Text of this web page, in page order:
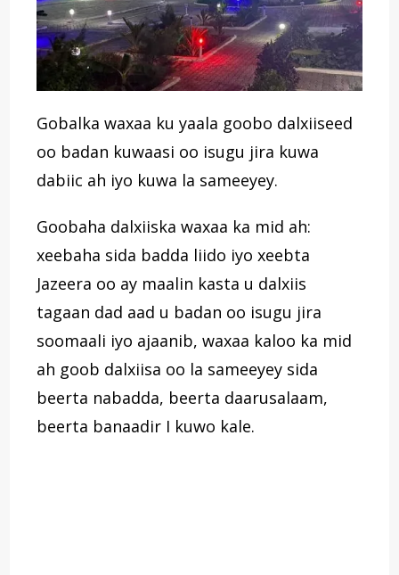
Gobalka waxaa ku yaala goobo dalxiiseed
oo badan kuwaasi oo isugu jira kuwa
dabiic ah iyo kuwa la sameeyey.
Goobaha dalxiiska waxaa ka mid ah:
xeebaha sida badda liido iyo xeebta
Jazeera oo ay maalin kasta u dalxiis
tagaan dad aad u badan oo isugu jira
soomaali iyo ajaanib, waxaa kaloo ka mid
ah goob dalxiisa oo la sameeyey sida
beerta nabadda, beerta daarusalaam,
beerta banaadir I kuwo kale.